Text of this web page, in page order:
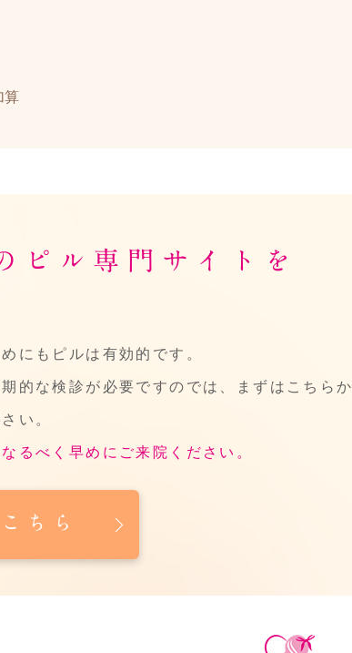
算
ピル専門サイトを
にもピルは有効的です。
的な検診が必要ですのでは、まずはこちらか
い。
るべく早めにご来院ください。
ちら